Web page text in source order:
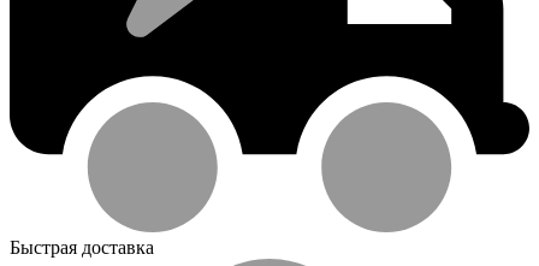
Быстрая доставка